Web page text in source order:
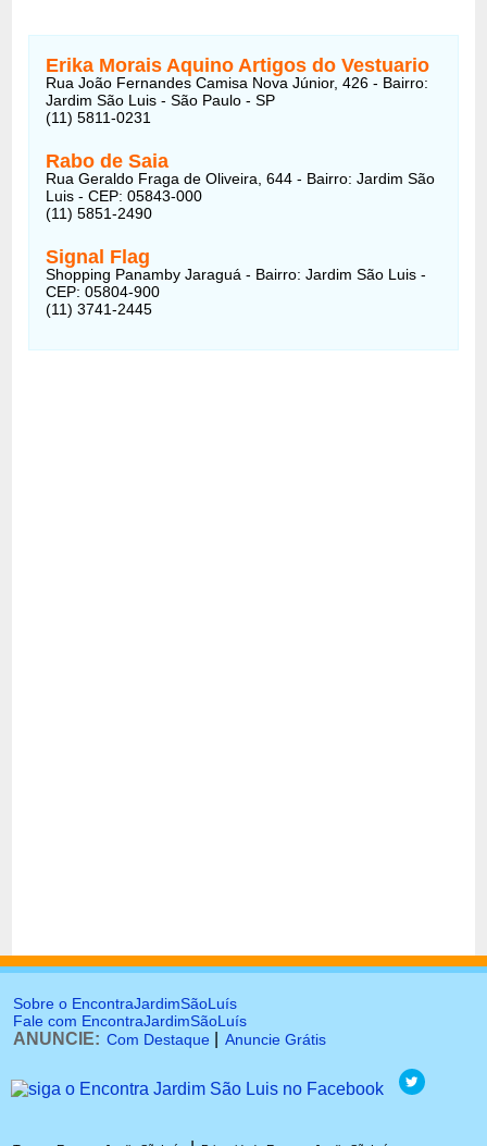
Erika Morais Aquino Artigos do Vestuario
Rua João Fernandes Camisa Nova Júnior, 426 - Bairro:
Jardim São Luis - São Paulo - SP
(11) 5811-0231
Rabo de Saia
Rua Geraldo Fraga de Oliveira, 644 - Bairro: Jardim São
Luis - CEP: 05843-000
(11) 5851-2490
Signal Flag
Shopping Panamby Jaraguá - Bairro: Jardim São Luis -
CEP: 05804-900
(11) 3741-2445
Sobre o EncontraJardimSãoLuís
Fale com EncontraJardimSãoLuís
ANUNCIE: Com Destaque Anuncie Grátis